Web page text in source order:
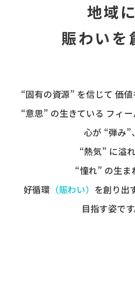
地域に
賑わいを
“固有の​資源” を​信じて 価値
“意思” の​生きている フィー
心が​ “弾み”、
“熱気” に​溢れ
“憧れ” の​生ま
好循環 ​（賑わい） を​創り出
目指す姿です